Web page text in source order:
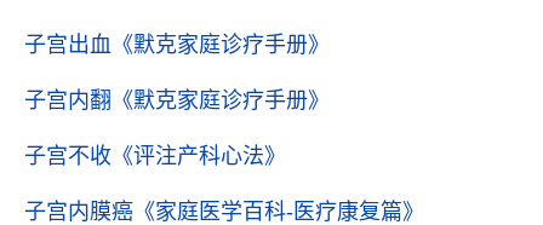
子宫出血 《默克家庭诊疗手册》
子宫内翻 《默克家庭诊疗手册》
子宫不收 《评注产科心法》
子宫内膜癌 《家庭医学百科-医疗康复篇》